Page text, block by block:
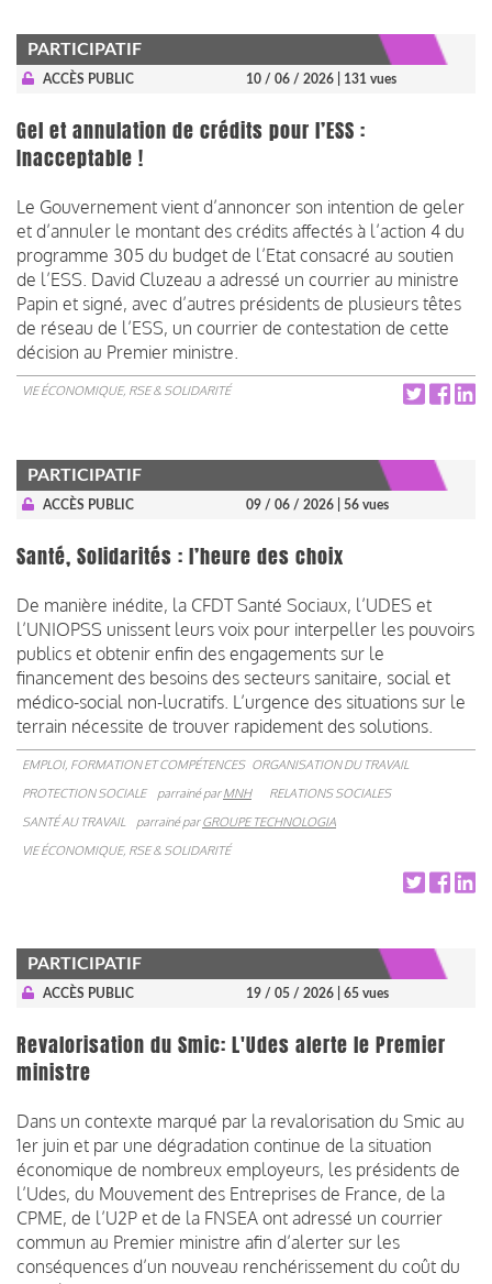
PARTICIPATIF
ACCÈS PUBLIC 10 / 06 / 2026 | 131 vues
Gel et annulation de crédits pour l’ESS :
Inacceptable !
Le Gouvernement vient d’annoncer son intention de geler
et d’annuler le montant des crédits affectés à l’action 4 du
programme 305 du budget de l’Etat consacré au soutien
de l’ESS. David Cluzeau a adressé un courrier au ministre
Papin et signé, avec d’autres présidents de plusieurs têtes
de réseau de l’ESS, un courrier de contestation de cette
décision au Premier ministre.
VIE ÉCONOMIQUE, RSE & SOLIDARITÉ
PARTICIPATIF
ACCÈS PUBLIC 09 / 06 / 2026 | 56 vues
Santé, Solidarités : l’heure des choix
De manière inédite, la CFDT Santé Sociaux, l’UDES et
l’UNIOPSS unissent leurs voix pour interpeller les pouvoirs
publics et obtenir enfin des engagements sur le
financement des besoins des secteurs sanitaire, social et
médico-social non-lucratifs. L’urgence des situations sur le
terrain nécessite de trouver rapidement des solutions.
EMPLOI, FORMATION ET COMPÉTENCES ORGANISATION DU TRAVAIL
PROTECTION SOCIALE
parrainé parMNH
RELATIONS SOCIALES
SANTÉ AU TRAVAIL
parrainé parGROUPE TECHNOLOGIA
VIE ÉCONOMIQUE, RSE & SOLIDARITÉ
PARTICIPATIF
ACCÈS PUBLIC 19 / 05 / 2026 | 65 vues
Revalorisation du Smic: L'Udes alerte le Premier
ministre
Dans un contexte marqué par la revalorisation du Smic au
1er juin et par une dégradation continue de la situation
économique de nombreux employeurs, les présidents de
l’Udes, du Mouvement des Entreprises de France, de la
CPME, de l’U2P et de la FNSEA ont adressé un courrier
commun au Premier ministre afin d’alerter sur les
conséquences d’un nouveau renchérissement du coût du